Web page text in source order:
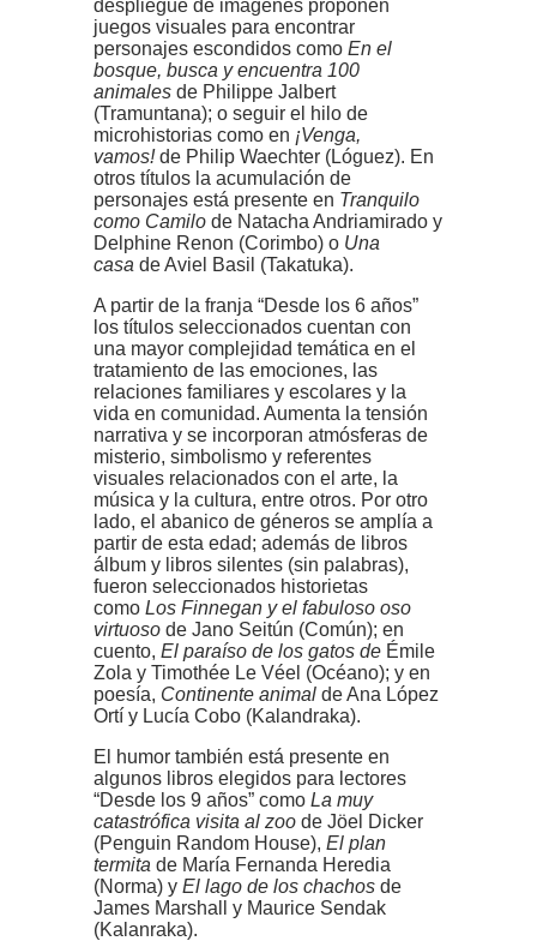
despliegue de imágenes proponen
juegos visuales para encontrar
personajes escondidos como En el
bosque, busca y encuentra 100
animales de Philippe Jalbert
(Tramuntana); o seguir el hilo de
microhistorias como en ¡Venga,
vamos!de Philip Waechter (Lóguez). En
otros títulos la acumulación de
personajes está presente en Tranquilo
como Camilo de Natacha Andriamirado y
Delphine Renon (Corimbo) o Una
casa de Aviel Basil (Takatuka).
A partir de la franja “Desde los 6 años”
los títulos seleccionados cuentan con
una mayor complejidad temática en el
tratamiento de las emociones, las
relaciones familiares y escolares y la
vida en comunidad. Aumenta la tensión
narrativa y se incorporan atmósferas de
misterio, simbolismo y referentes
visuales relacionados con el arte, la
música y la cultura, entre otros. Por otro
lado, el abanico de géneros se amplía a
partir de esta edad; además de libros
álbum y libros silentes (sin palabras),
fueron seleccionados historietas
como Los Finnegan y el fabuloso oso
virtuoso de Jano Seitún (Común); en
cuento, El paraíso de los gatos de Émile
Zola y Timothée Le Véel (Océano); y en
poesía, Continente animal de Ana López
Ortí y Lucía Cobo (Kalandraka).
El humor también está presente en
algunos libros elegidos para lectores
“Desde los 9 años” como La muy
catastrófica visita al zoo de Jöel Dicker
(Penguin Random House), El plan
termita de María Fernanda Heredia
(Norma) y El lago de los chachos de
James Marshall y Maurice Sendak
(Kalanraka).